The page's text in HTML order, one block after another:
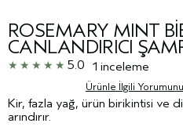
ROSEMARY MINT
CANLANDIRICI
5.0 1 inceleme
Ürünle İlgili
Kir, fazla yağ, ürün birikintisi ve
arındırır.